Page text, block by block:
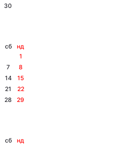
30
сб
нд
1
7
8
14
15
21
22
28
29
сб
нд